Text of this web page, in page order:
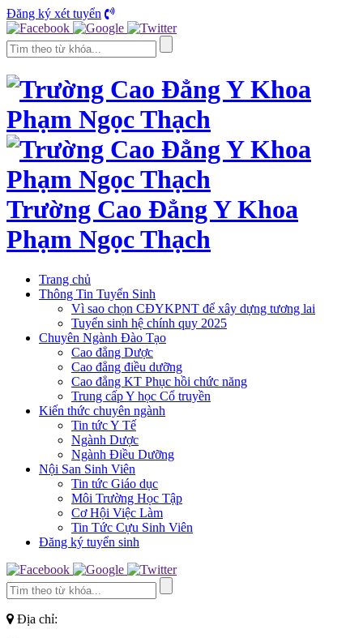
Đăng ký xét tuyển
Trường Cao Đẳng Y Khoa
Phạm Ngọc Thạch
Trang chủ
Thông Tin Tuyển Sinh
Vì sao chọn CĐYKPNT để xây dựng tương lai
Tuyển sinh hệ chính quy 2025
Chuyên Ngành Đào Tạo
Cao đẳng Dược
Cao đẳng điều dưỡng
Cao đẳng KT Phục hồi chức năng
Trung cấp Y học Cổ truyền
Kiến thức chuyên ngành
Tin tức Y Tế
Ngành Dược
Ngành Điều Dưỡng
Nội San Sinh Viên
Tin tức Giáo dục
Môi Trường Học Tập
Cơ Hội Việc Làm
Tin Tức Cựu Sinh Viên
Đăng ký tuyển sinh
Địa chỉ: